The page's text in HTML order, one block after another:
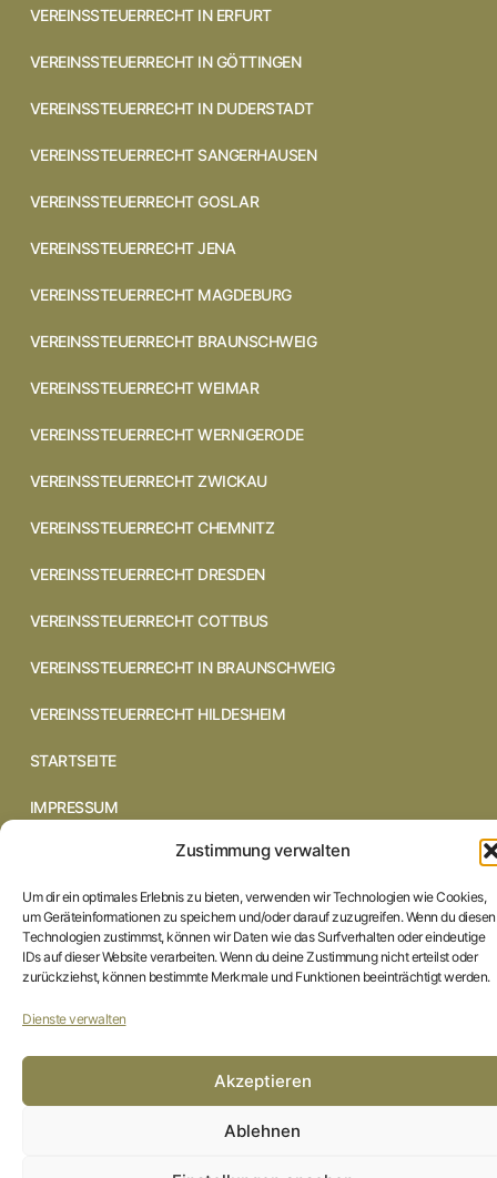
Zustimmung verwalten
Um dir ein optimales Erlebnis zu bieten, verwenden wir Technologien wie Cookies,
um Geräteinformationen zu speichern und/oder darauf zuzugreifen. Wenn du diesen
Technologien zustimmst, können wir Daten wie das Surfverhalten oder eindeutige
IDs auf dieser Website verarbeiten. Wenn du deine Zustimmung nicht erteilst oder
zurückziehst, können bestimmte Merkmale und Funktionen beeinträchtigt werden.
Dienste verwalten
Akzeptieren
Ablehnen
VEREINSSTEUERRECHT IN ERFURT
VEREINSSTEUERRECHT IN GÖTTINGEN
VEREINSSTEUERRECHT IN DUDERSTADT
VEREINSSTEUERRECHT SANGERHAUSEN
VEREINSSTEUERRECHT GOSLAR
VEREINSSTEUERRECHT JENA
VEREINSSTEUERRECHT MAGDEBURG
VEREINSSTEUERRECHT BRAUNSCHWEIG
VEREINSSTEUERRECHT WEIMAR
VEREINSSTEUERRECHT WERNIGERODE
VEREINSSTEUERRECHT ZWICKAU
VEREINSSTEUERRECHT CHEMNITZ
VEREINSSTEUERRECHT DRESDEN
VEREINSSTEUERRECHT COTTBUS
VEREINSSTEUERRECHT IN BRAUNSCHWEIG
VEREINSSTEUERRECHT HILDESHEIM
STARTSEITE
IMPRESSUM
DATENSCHUTZERKLÄRUNG
COOKIE-RICHTLINIE (EU)